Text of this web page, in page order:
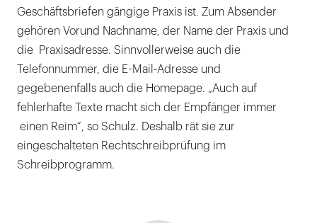
Geschäftsbriefen gängige Praxis ist. Zum Absender
gehören Vorund Nachname, der Name der Praxis und
die Praxisadresse. Sinnvollerweise auch die
Telefonnummer, die E-Mail-Adresse und
gegebenenfalls auch die Homepage. „Auch auf
fehlerhafte Texte macht sich der Empfänger immer
einen Reim“, so Schulz. Deshalb rät sie zur
eingeschalteten Rechtschreibprüfung im
Schreibprogramm.